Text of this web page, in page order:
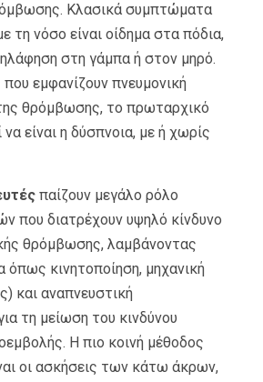
Κλασικά συμπτώματα
τη νόσο είναι οίδημα στα πόδια,
στη γάμπα ή στον μηρό.
που εμφανίζουν πνευμονική
θρόμβωσης, το πρωταρχικό
είναι η δύσπνοια, με ή χωρίς
παίζουν μεγάλο ρόλο
που διατρέχουν υψηλό κίνδυνο
θρόμβωσης, λαμβάνοντας
όπως κινητοποίηση, μηχανική
και αναπνευστική
τη μείωση του κινδύνου
Η πιο κοινή μέθοδος
οι ασκήσεις των κάτω άκρων,